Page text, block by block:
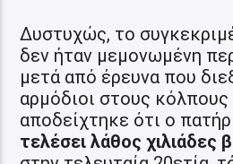
Δυστυχώς, το
δεν ήταν μεμονωμένη
μετά από έρευνα που
αρμόδιοι στους
αποδείχτηκε ότι ο
τελέσει λάθος χιλιάδες